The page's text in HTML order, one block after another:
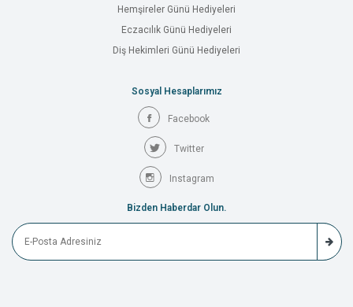
Hemşireler Günü Hediyeleri
Eczacılık Günü Hediyeleri
Diş Hekimleri Günü Hediyeleri
Sosyal Hesaplarımız
Facebook
Twitter
Instagram
Bizden Haberdar Olun.